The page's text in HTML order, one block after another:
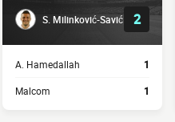
S. Milinković-Savić 2
A. Hamedallah 1
Malcom 1